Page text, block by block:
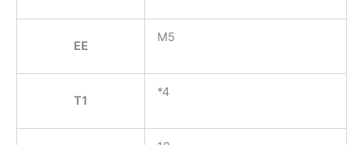
EE
M5
T1
*4